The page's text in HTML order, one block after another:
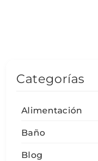
Categorías
Alimentación
Baño
Blog